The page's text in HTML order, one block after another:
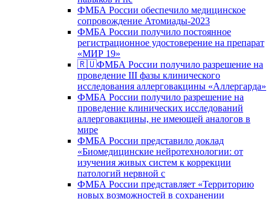
ФМБА России обеспечило медицинское
сопровождение Атомиады-2023
ФМБА России получило постоянное
регистрационное удостоверение на препарат
«МИР 19»
🇷🇺ФМБА России получило разрешение на
проведение III фазы клинического
исследования аллерговакцины «Аллергарда»
ФМБА России получило разрешение на
проведение клинических исследований
аллерговакцины, не имеющей аналогов в
мире
ФМБА России представило доклад
«Биомедицинские нейротехнологии: от
изучения живых систем к коррекции
патологий нервной с
ФМБА России представляет «Территорию
новых возможностей в сохранении